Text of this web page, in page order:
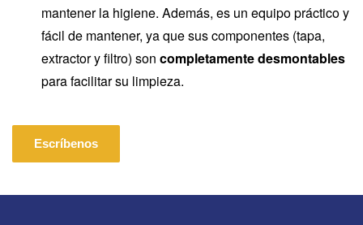
mantener la higiene. Además, es un equipo práctico y
fácil de mantener, ya que sus componentes (tapa,
extractor y filtro) son completamente desmontables
para facilitar su limpieza.
Escríbenos